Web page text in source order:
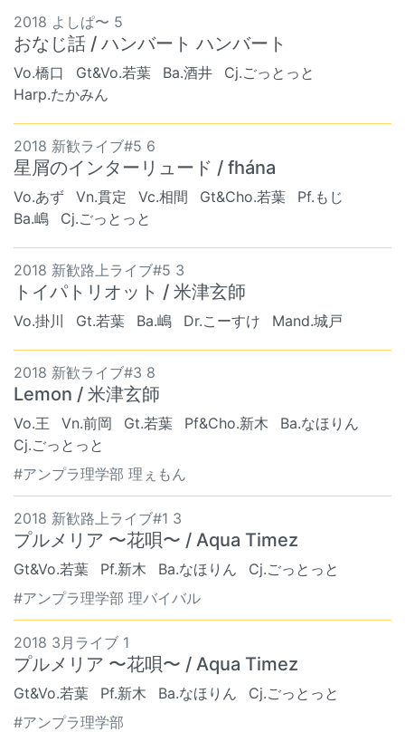
2018 よしぱ〜 5
おなじ話 / ハンバート ハンバート
Vo.橋口 Gt&Vo.若葉 Ba.酒井
Cj.ごっとっと
Harp.たかみん
2018 新歓ライブ#5 6
星屑のインターリュード / fhána
Vo.あず Vn.貫定 Vc.相間 Gt&Cho.若葉
Pf.もじ
Ba.嶋
Cj.ごっとっと
2018 新歓路上ライブ#5 3
トイパトリオット / 米津玄師
Vo.掛川 Gt.若葉 Ba.嶋 Dr.こーすけ Mand.城戸
2018 新歓ライブ#3 8
Lemon / 米津玄師
Vo.王 Vn.前岡 Gt.若葉 Pf&Cho.新木
Ba.なほりん
Cj.ごっとっと
#アンプラ理学部 理ぇもん
2018 新歓路上ライブ#1 3
プルメリア 〜花唄〜 / Aqua Timez
Gt&Vo.若葉 Pf.新木 Ba.なほりん
Cj.ごっとっと
#アンプラ理学部 理バイバル
2018 3月ライブ 1
プルメリア 〜花唄〜 / Aqua Timez
Gt&Vo.若葉 Pf.新木 Ba.なほりん
Cj.ごっとっと
#アンプラ理学部